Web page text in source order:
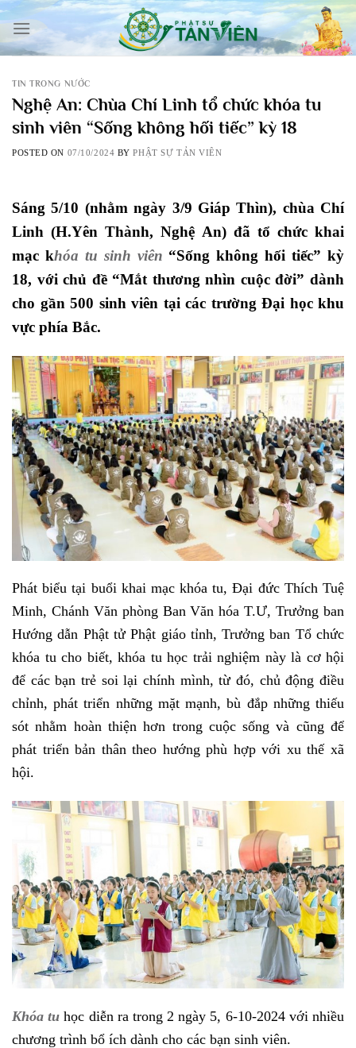
Skip
content
TIN TRONG NƯỚC
Nghệ An: Chùa Chí Linh tổ chức khóa tu
sinh viên “Sống không hối tiếc” kỳ 18
POSTED ON 07/10/2024 BYPHẬT SỰ TẢN VIÊN
Sáng 5/10 (nhằm ngày 3/9 Giáp Thìn), chùa Chí
Linh (H.Yên Thành, Nghệ An) đã tổ chức khai
mạc khóa tu sinh viên “Sống không hối tiếc” kỳ
18, với chủ đề “Mắt thương nhìn cuộc đời” dành
cho gần 500 sinh viên tại các trường Đại học khu
vực phía Bắc.
Phát biểu tại buổi khai mạc khóa tu, Đại đức Thích Tuệ
Minh, Chánh Văn phòng Ban Văn hóa T.Ư, Trưởng ban
Hướng dẫn Phật tử Phật giáo tỉnh, Trưởng ban Tổ chức
khóa tu cho biết, khóa tu học trải nghiệm này là cơ hội
để các bạn trẻ soi lại chính mình, từ đó, chủ động điều
chỉnh, phát triển những mặt mạnh, bù đắp những thiếu
sót nhằm hoàn thiện hơn trong cuộc sống và cũng để
phát triển bản thân theo hướng phù hợp với xu thế xã
hội.
Khóa tu học diễn ra trong 2 ngày 5, 6-10-2024 với nhiều
chương trình bổ ích dành cho các bạn sinh viên.